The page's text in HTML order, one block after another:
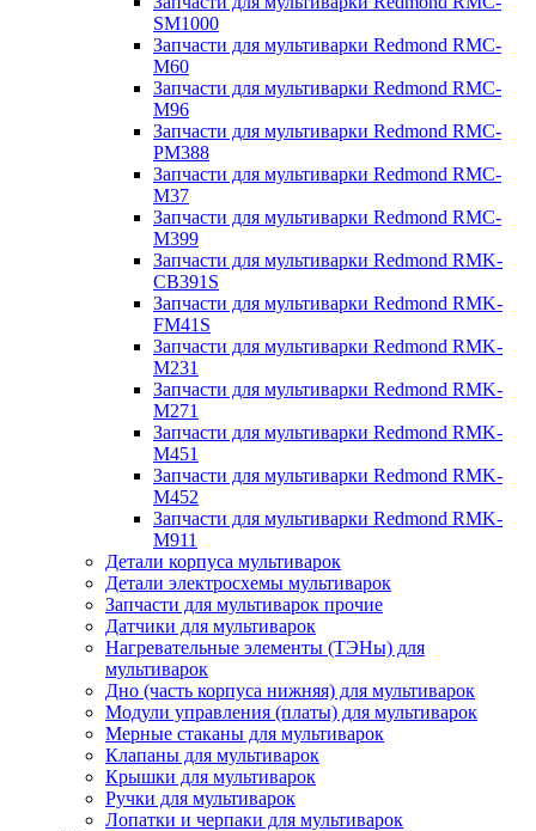
SM1000
Запчасти для мультиварки Redmond RMC-
M60
Запчасти для мультиварки Redmond RMC-
M96
Запчасти для мультиварки Redmond RMC-
PM388
Запчасти для мультиварки Redmond RMC-
M37
Запчасти для мультиварки Redmond RMC-
M399
Запчасти для мультиварки Redmond RMK-
CB391S
Запчасти для мультиварки Redmond RMK-
FM41S
Запчасти для мультиварки Redmond RMK-
M231
Запчасти для мультиварки Redmond RMK-
M271
Запчасти для мультиварки Redmond RMK-
M451
Запчасти для мультиварки Redmond RMK-
M452
Запчасти для мультиварки Redmond RMK-
M911
Детали корпуса мультиварок
Детали электросхемы мультиварок
Запчасти для мультиварок прочие
Датчики для мультиварок
Нагревательные элементы (ТЭНы) для
мультиварок
Дно (часть корпуса нижняя) для мультиварок
Модули управления (платы) для мультиварок
Мерные стаканы для мультиварок
Клапаны для мультиварок
Крышки для мультиварок
Ручки для мультиварок
Лопатки и черпаки для мультиварок